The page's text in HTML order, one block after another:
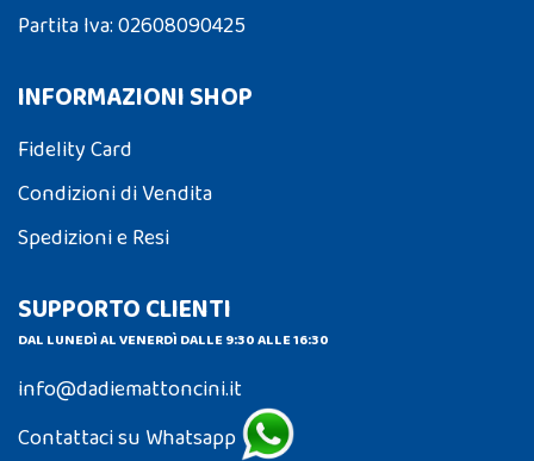
Partita Iva: 02608090425
INFORMAZIONI SHOP
Fidelity Card
Condizioni di Vendita
Spedizioni e Resi
SUPPORTO CLIENTI
DAL LUNEDÌ AL VENERDÌ DALLE 9:30 ALLE 16:30
info@dadiemattoncini.it
Contattaci su Whatsapp